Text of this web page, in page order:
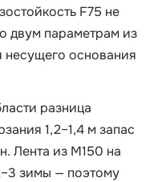
F75 не
двум параметрам из
несущего основания
разница
1,2–1,4 м запас
Лента из М150 на
зимы — поэтому